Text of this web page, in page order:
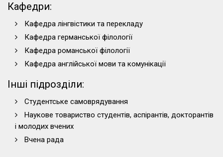
Кафедри:
Кафедра лінгвістики та перекладу
Кафедра германської філології
Кафедра романської філології
Кафедра англійської мови та комунікації
Інші підрозділи:
Студентське самоврядування
Наукове товариство студентів, аспірантів, докторантів
і молодих вчених
Вчена рада